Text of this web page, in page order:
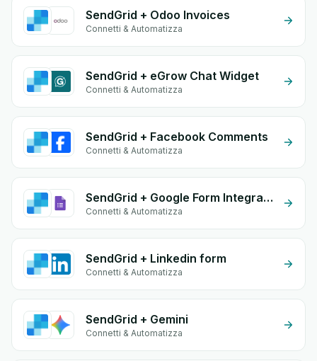
SendGrid + Odoo Invoices
Connetti & Automatizza
SendGrid + eGrow Chat Widget
Connetti & Automatizza
SendGrid + Facebook Comments
Connetti & Automatizza
SendGrid + Google Form Integration
Connetti & Automatizza
SendGrid + Linkedin form
Connetti & Automatizza
SendGrid + Gemini
Connetti & Automatizza